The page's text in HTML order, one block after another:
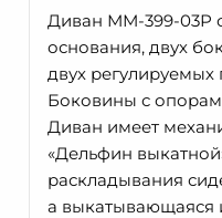
Диван ММ-399-03Р
основания, двух
двух регулируемых
Боковины с
Диван имеет
«Дельфин
раскладывания
а выкатывающаяся